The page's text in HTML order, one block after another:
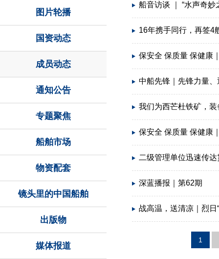
图片轮播
国资动态
成员动态
通知公告
专题聚焦
船舶市场
物资配套
镜头里的中国船舶
出版物
媒体报道
船音访谈 ｜ “水声奇妙
16年携手同行，再签4
保安全 保质量 保健康
中船先锋｜先锋力量
我们为西芒杜铁矿，装
保安全 保质量 保健康
二级管理单位迅速传
深蓝播报｜第62期
战高温，送清凉｜烈日
1